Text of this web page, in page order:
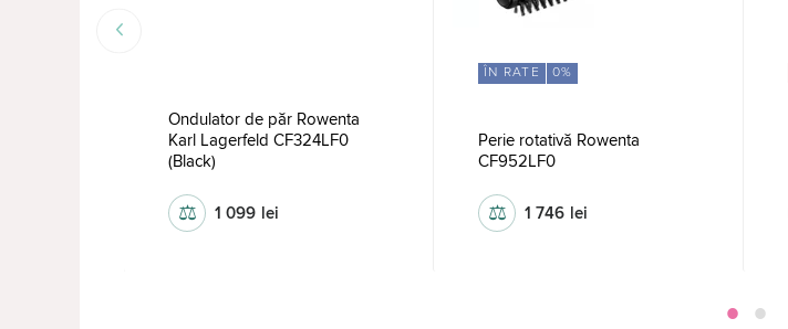
Ondulator de păr Rowenta
Karl Lagerfeld CF324LF0
(Black)
1 099 lei
⚖
ÎN RATE 0%
Perie rotativă Rowenta
CF952LF0
1 746 lei
⚖